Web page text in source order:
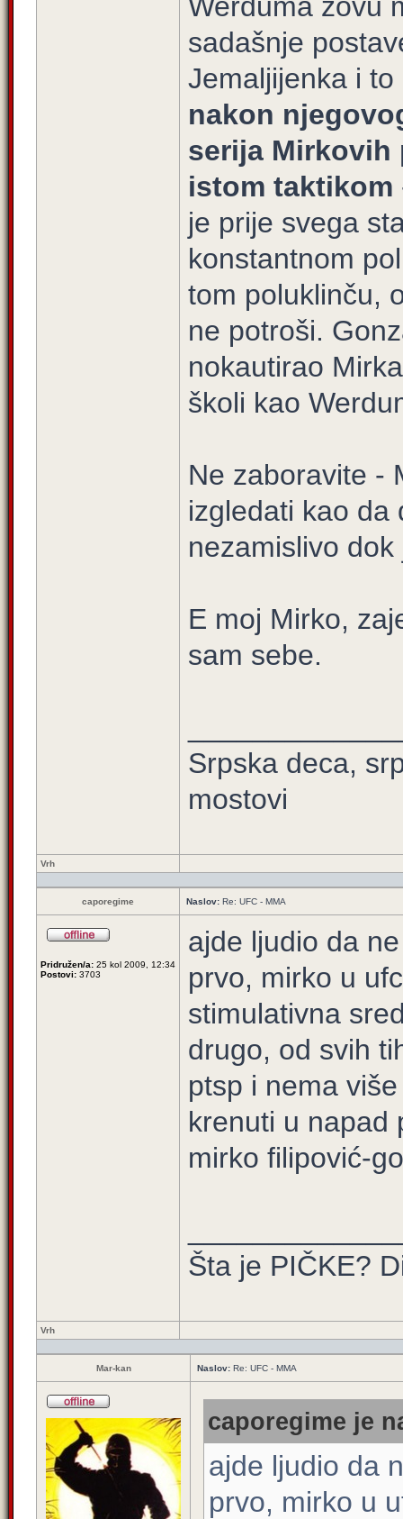
sadašnje
Jemaljijenka i
nakon
serija Mirkovih
istom taktikom
je prije svega
konstantnom
tom poluklinču,
ne potroši.
nokautirao
školi kao
Ne zaboravite -
izgledati kao da
nezamislivo
E moj Mirko,
sam sebe.
Srpska deca,
mostovi
Vrh
caporegime Naslov: Re: UFC - MMA
Pridružen/a: 25 kol 2009, 12:34
Postovi: 3703
ajde ljudio da
prvo, mirko u
stimulativna
drugo, od svih
ptsp i nema
krenuti u napad
mirko filipović-
Šta je PIČKE?
Vrh
Mar-kan Naslov: Re: UFC - MMA
caporegime je
ajde ljudio da
prvo, mirko u